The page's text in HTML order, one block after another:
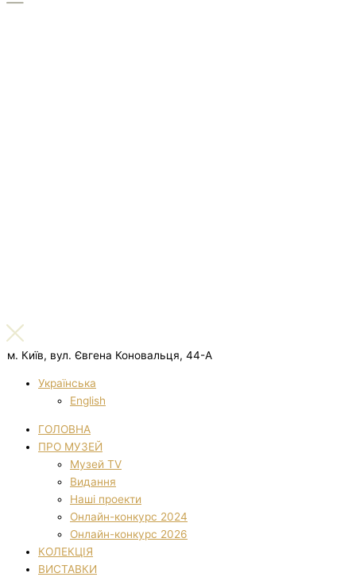
м. Київ, вул. Євгена Коновальця, 44-А
Українська
English
ГОЛОВНА
ПРО МУЗЕЙ
Музей TV
Видання
Наші проекти
Онлайн-конкурс 2024
Онлайн-конкурс 2026
КОЛЕКЦІЯ
ВИСТАВКИ